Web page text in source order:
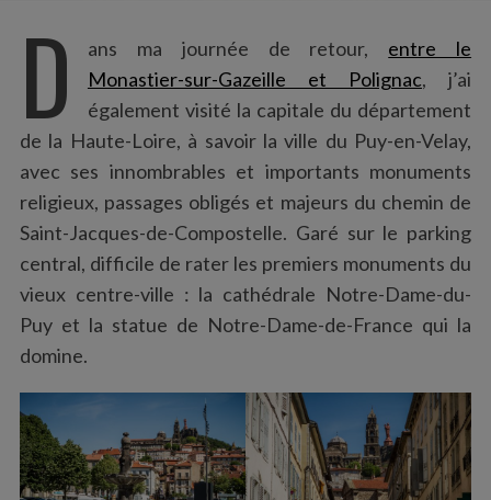
D ans ma journée de retour, entre le
Monastier-sur-Gazeille et Polignac, j’ai
également visité la capitale du département
de la Haute-Loire, à savoir la ville du Puy-en-Velay,
avec ses innombrables et importants monuments
religieux, passages obligés et majeurs du chemin de
Saint-Jacques-de-Compostelle. Garé sur le parking
central, difficile de rater les premiers monuments du
vieux centre-ville : la cathédrale Notre-Dame-du-
Puy et la statue de Notre-Dame-de-France qui la
domine.